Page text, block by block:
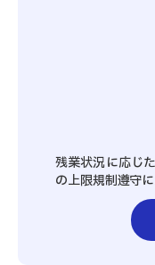
残業状況に応じ
の上限規制遵守